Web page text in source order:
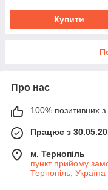
Купити
Про нас
100% позитивних з
Працює з
м. Тернопіль
пункт прийому
Тернопіль, Україна